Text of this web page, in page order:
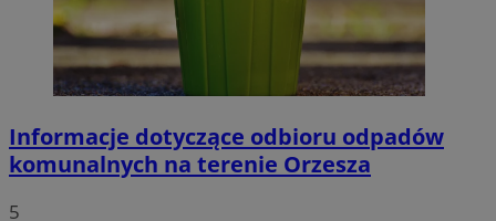
Informacje dotyczące odbioru odpadów
komunalnych na terenie Orzesza
5